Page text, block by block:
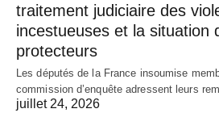
traitement judiciaire des
incestueuses et la situation
protecteurs
Les députés de la France insoumise
commission d’enquête adressent leurs
juillet 24, 2026